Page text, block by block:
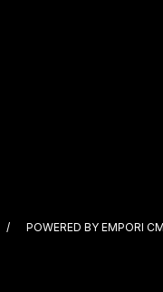
POWERED BY EMPORI